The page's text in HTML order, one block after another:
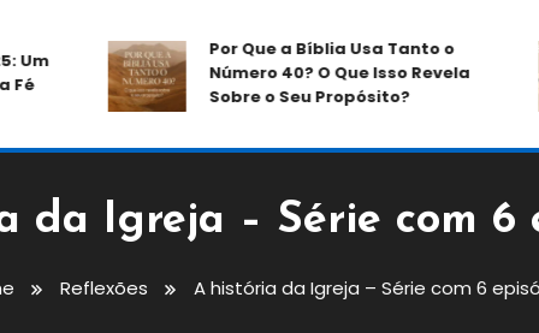
Por Que a Bíblia Usa Tanto o
Número 40? O Que Isso Revela
Sobre o Seu Propósito?
da Igreja – Série com 6
Reflexões A história da Igreja – Série com 6